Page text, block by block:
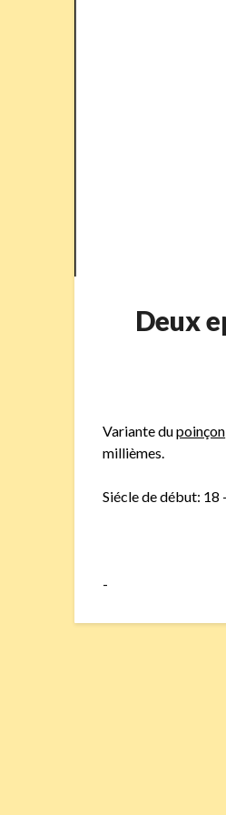
Deux
Variante dupoinçon
millièmes.
Siécle de début: 18
-